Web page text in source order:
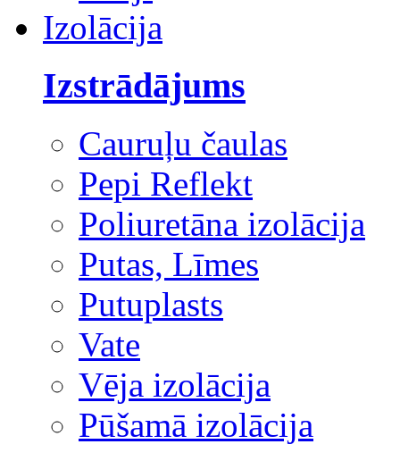
Izolācija
Izstrādājums
Cauruļu čaulas
Pepi Reflekt
Poliuretāna izolācija
Putas, Līmes
Putuplasts
Vate
Vēja izolācija
Pūšamā izolācija